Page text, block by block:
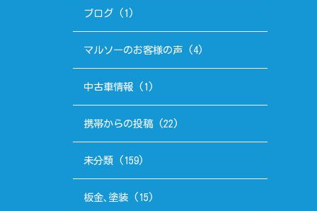
ブログ(1)
マルソーのお客様の声(4)
中古車情報(1)
携帯からの投稿(22)
未分類 (159)
板金､塗装(15)